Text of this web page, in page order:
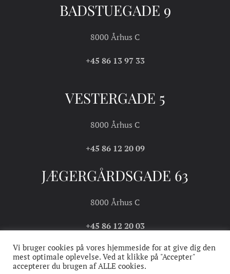
BADSTUEGADE 9
8000 Århus C
+45 86 13 97 33
VESTERGADE 5
8000 Århus C
+45 86 12 20 09
JÆGERGÅRDSGADE 63
8000 Århus C
+45 86 12 20 03
COOKIE- OG
Vi bruger cookies på vores hjemmeside for at give dig den
mest optimale oplevelse. Ved at klikke på "Accepter"
accepterer du brugen af ALLE cookies.